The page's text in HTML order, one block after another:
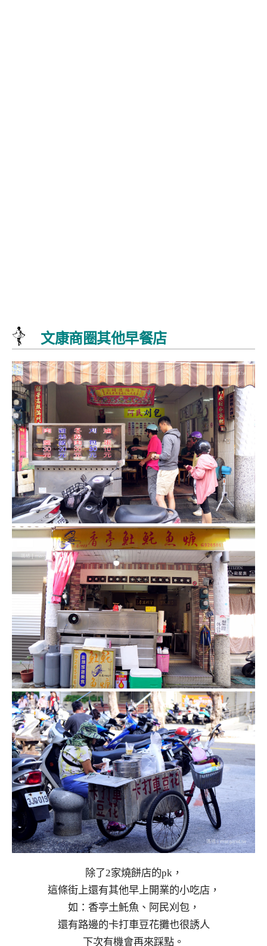
文康商圈其他早餐店
除了2家燒餅店的pk，
這條街上還有其他早上開業的小吃店，
如：香亭土魠魚、阿民刈包，
還有路邊的卡打車豆花攤也很誘人
下次有機會再來踩點。